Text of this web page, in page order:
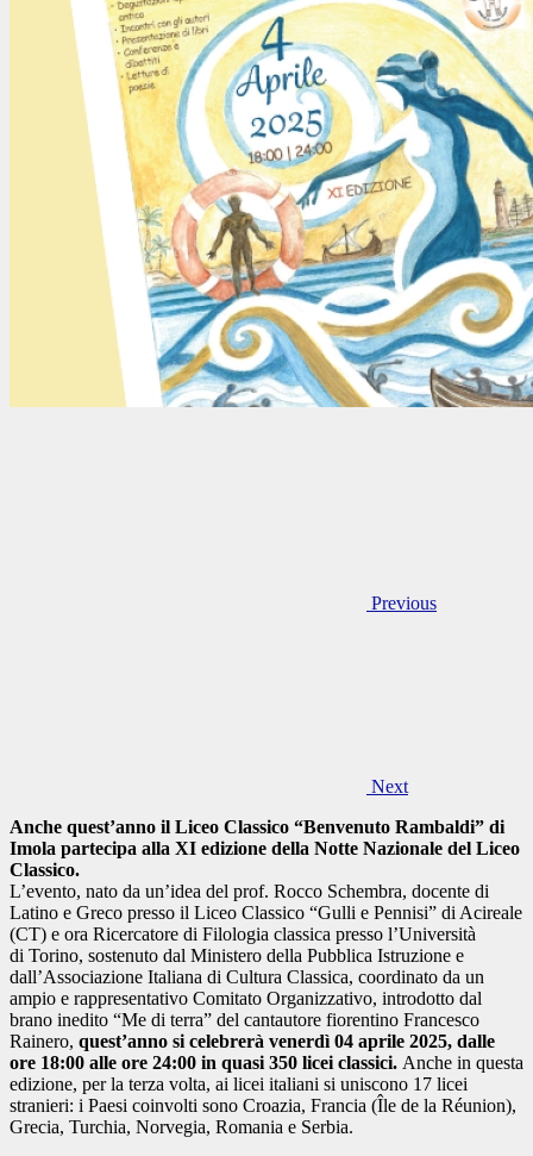
Previous
Next
Anche quest’anno il Liceo Classico “Benvenuto Rambaldi” di
Imola partecipa alla XI edizione della Notte Nazionale del Liceo
Classico.
L’evento, nato da un’idea del prof. Rocco Schembra, docente di
Latino e Greco presso il Liceo Classico “Gulli e Pennisi” di Acireale
(CT) e ora Ricercatore di Filologia classica presso l’Università
di Torino, sostenuto dal Ministero della Pubblica Istruzione e
dall’Associazione Italiana di Cultura Classica, coordinato da un
ampio e rappresentativo Comitato Organizzativo, introdotto dal
brano inedito “Me di terra” del cantautore fiorentino Francesco
Rainero, quest’anno si celebrerà venerdì 04 aprile 2025, dalle
ore 18:00 alle ore 24:00 in quasi 350 licei classici. Anche in questa
edizione, per la terza volta, ai licei italiani si uniscono 17 licei
stranieri: i Paesi coinvolti sono Croazia, Francia (Île de la Réunion),
Grecia, Turchia, Norvegia, Romania e Serbia.